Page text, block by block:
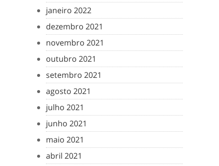
janeiro 2022
dezembro 2021
novembro 2021
outubro 2021
setembro 2021
agosto 2021
julho 2021
junho 2021
maio 2021
abril 2021